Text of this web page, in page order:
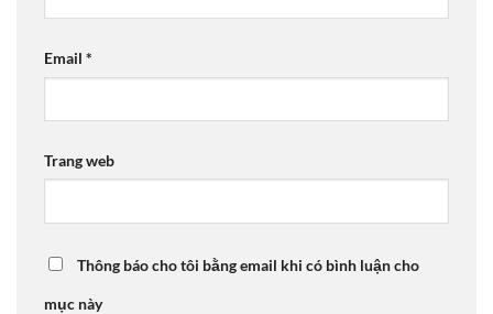
Email *
Trang web
Thông báo cho tôi bằng email khi có bình luận cho
mục này